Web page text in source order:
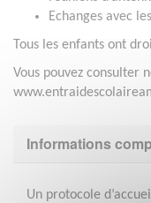
Echanges avec
Tous les enfants ont
Vous pouvez consulter
Informations
Un protocole